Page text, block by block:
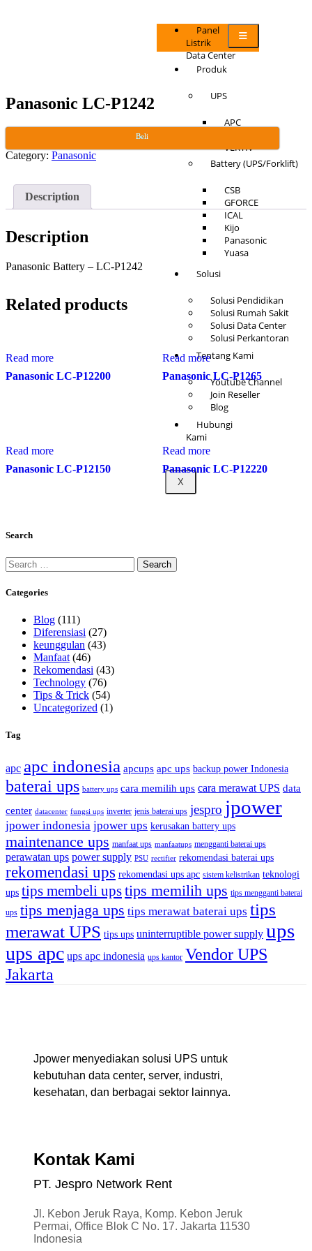
Panel
Listrik
Data Center
Produk
UPS
APC
VERTIV
Battery (UPS/Forklift)
CSB
GFORCE
ICAL
Kijo
Panasonic
Yuasa
Solusi
Solusi Pendidikan
Solusi Rumah Sakit
Solusi Data Center
Solusi Perkantoran
Tentang Kami
Youtube Channel
Join Reseller
Blog
Hubungi
Kami
X
Panasonic LC-P1242
Beli
Category: Panasonic
Description
Description
Panasonic Battery – LC-P1242
Related products
Read more
Panasonic LC-P12200
Read more
Panasonic LC-P1265
Read more
Panasonic LC-P12150
Read more
Panasonic LC-P12220
Search
Categories
Blog (111)
Diferensiasi (27)
keunggulan (43)
Manfaat (46)
Rekomendasi (43)
Technology (76)
Tips & Trick (54)
Uncategorized (1)
Tag
apc apc indonesia apcups apc ups backup power Indonesia
baterai ups battery ups cara memilih ups cara merawat UPS data
center datacenter fungsi ups inverter jenis baterai ups jespro jpower
jpower indonesia jpower ups kerusakan battery ups
maintenance ups manfaat ups manfaatups mengganti baterai ups
perawatan ups power supply PSU rectifier rekomendasi baterai ups
rekomendasi ups rekomendasi ups apc sistem kelistrikan teknologi
ups tips membeli upstips memilih ups tips mengganti baterai
ups tips menjaga ups tips merawat baterai ups tips
merawat UPS tips ups uninterruptible power supply ups
ups apc ups apc indonesia ups kantor Vendor UPS
Jakarta
Jpower menyediakan solusi UPS untuk
kebutuhan data center, server, industri,
kesehatan, dan berbagai sektor lainnya.
Kontak Kami
PT. Jespro Network Rent
Jl. Kebon Jeruk Raya, Komp. Kebon Jeruk
Permai, Office Blok C No. 17. Jakarta 11530
Indonesia